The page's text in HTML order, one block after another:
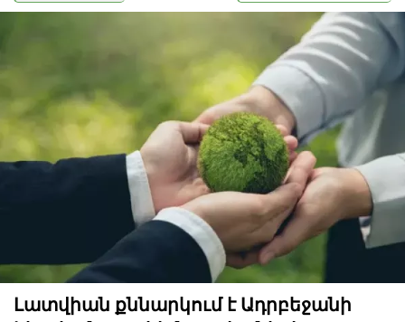
Լատվիան քննարկում է Ադրբեջանի